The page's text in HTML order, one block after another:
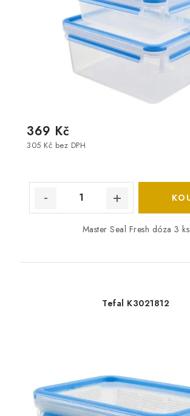
305 Kč bez DPH
369 Kč
Master Seal Fresh dóza 3 ks
Tefal K3021812